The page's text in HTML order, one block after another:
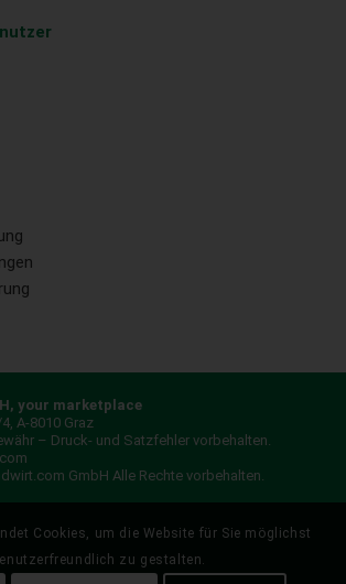
your marketplace
A-8010 Graz
– Druck- und Satzfehler vorbehalten.
GmbH Alle Rechte vorbehalten.
Cookies, um die Website für Sie möglichst
zu gestalten.